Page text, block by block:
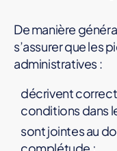
De manière
s’assurer que les
administratives :
décrivent
conditions dans
sont jointes au
complétude ;